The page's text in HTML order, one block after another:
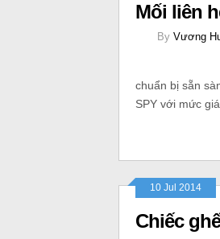
Mối liên
By Vương
chuẩn bị sẵn
SPY với mức
10 Jul 2014
Chiếc